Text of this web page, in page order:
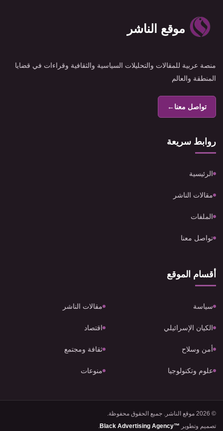
موقع الناشر
منصة عربية للمقالات والتحليلات السياسية والثقافية وقراءات في قضايا
المنطقة والعالم
تواصل معنا←
روابط سريعة
الرئيسية
مقالات الناشر
الملفات
تواصل معنا
أقسام الموقع
سياسة مقالات الناشر
الكيان الإسرائيلي اقتصاد
أمن وسلاح ثقافة ومجتمع
علوم وتكنولوجيا منوعات
© 2026 موقع الناشر. جميع الحقوق محفوظة.
تصميم وتطوير Black Advertising Agency™
.